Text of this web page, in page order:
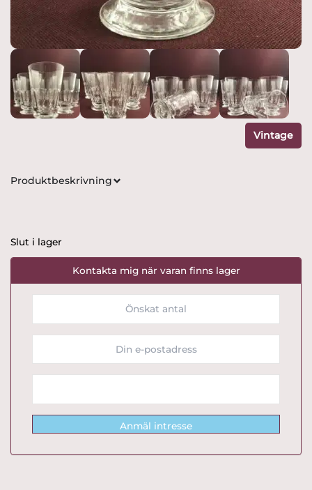
Vintage
Produktbeskrivning
Slut i lager
Kontakta mig när varan finns lager
Anmäl intresse